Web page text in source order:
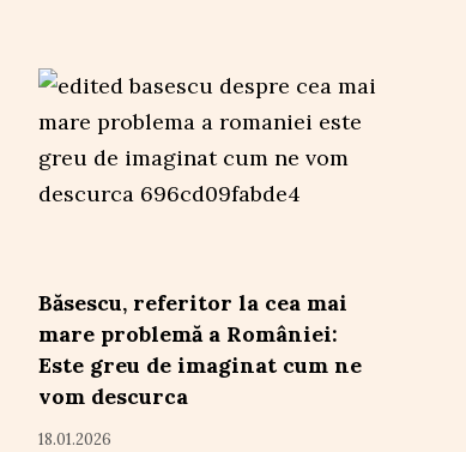
Băsescu, referitor la cea mai
mare problemă a României:
Este greu de imaginat cum ne
vom descurca
18.01.2026